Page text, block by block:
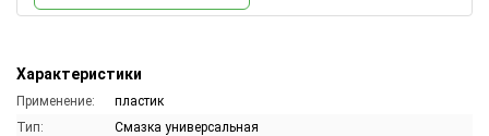
Характеристики
Применение:
пластик
Тип:
Смазка универсальная